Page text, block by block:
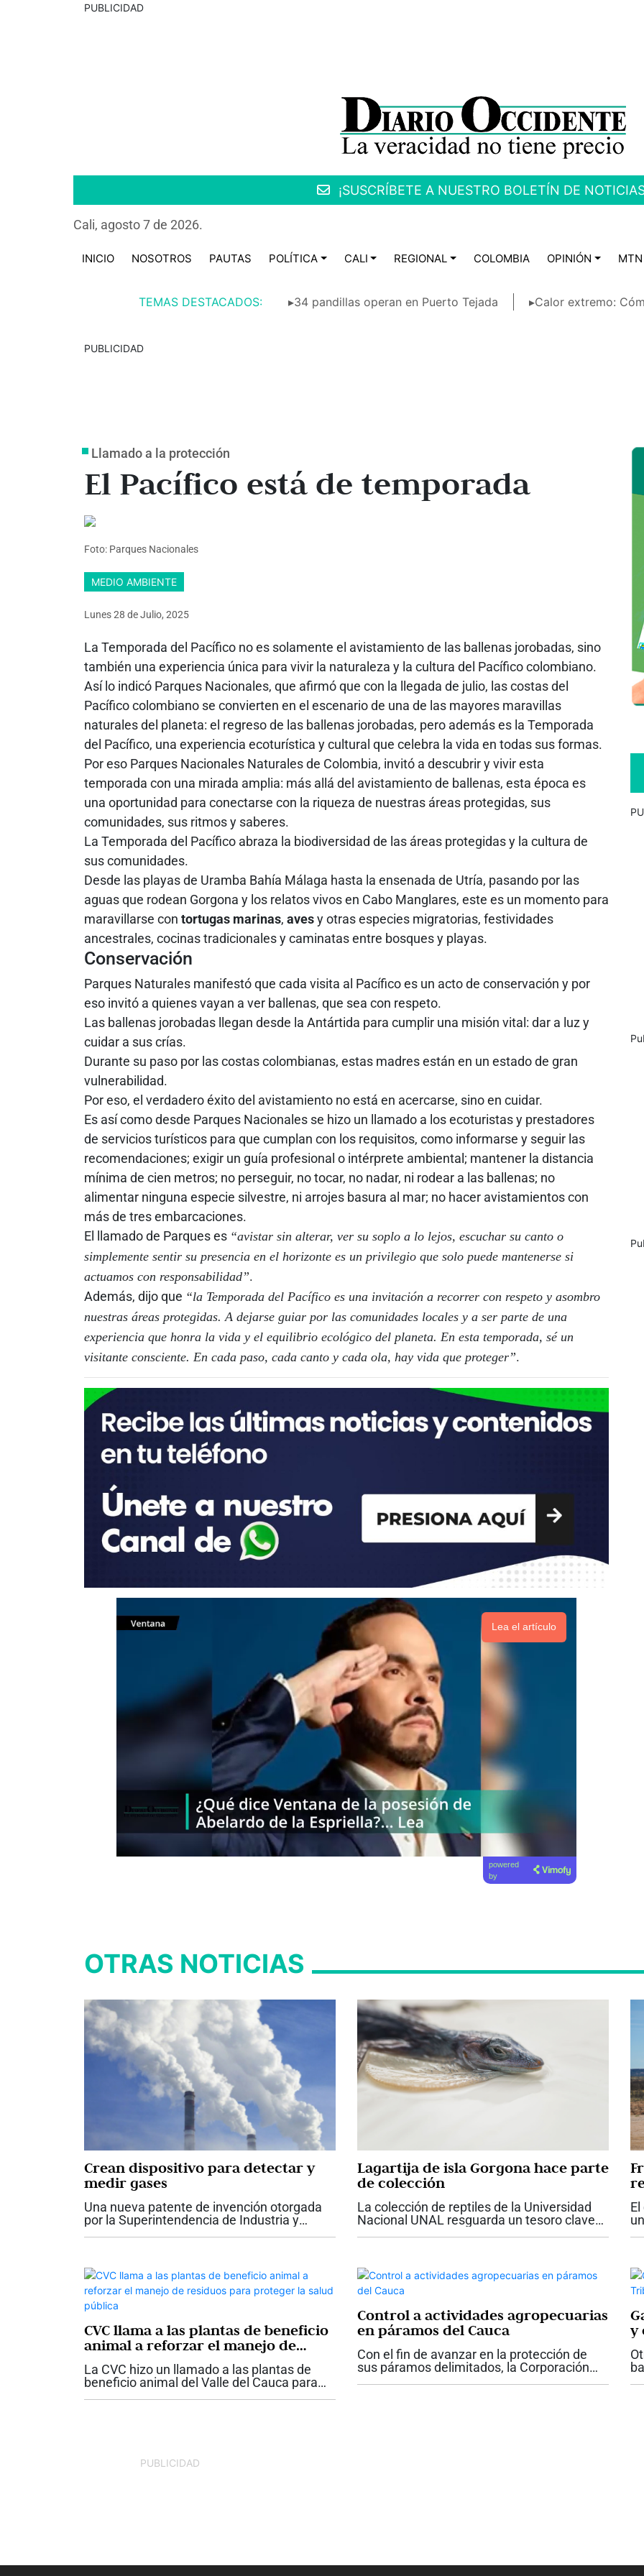
PUBLICIDAD
¡SUSCRÍBETE A NUESTRO BOLETÍN DE
Cali, agosto 7 de 2026.
INICIO NOSOTROS PAUTAS POLÍTICA CALI REGIONAL COLOMBIA OPINIÓN MTN
TEMAS DESTACADOS: ▸34 pandillas operan en Puerto Tejada ▸Calor extremo:
PUBLICIDAD
Llamado a la protección
El Pacífico está de temporada
Foto: Parques Nacionales
MEDIO AMBIENTE
Lunes 28 deJulio, 2025
La Temporada del Pacífico no es solamente el avistamiento de las ballenas jorobadas, sino
también una experiencia única para vivir la naturaleza y la cultura del Pacífico colombiano.
Así lo indicó Parques Nacionales, que afirmó que con la llegada de julio, las costas del
Pacífico colombiano se convierten en el escenario de una de las mayores maravillas
naturales del planeta: el regreso de las ballenas jorobadas, pero además es la Temporada
del Pacífico, una experiencia ecoturística y cultural que celebra la vida en todas sus formas.
Por eso Parques Nacionales Naturales de Colombia, invitó a descubrir y vivir esta
temporada con una mirada amplia: más allá del avistamiento de ballenas, esta época es
una oportunidad para conectarse con la riqueza de nuestras áreas protegidas, sus
comunidades, sus ritmos y saberes.
La Temporada del Pacífico abraza la biodiversidad de las áreas protegidas y la cultura de
sus comunidades.
Desde las playas de Uramba Bahía Málaga hasta la ensenada de Utría, pasando por las
aguas que rodean Gorgona y los relatos vivos en Cabo Manglares, este es un momento para
maravillarse con tortugas marinas, avesy otras especies migratorias, festividades
ancestrales, cocinas tradicionales y caminatas entre bosques y playas.
Conservación
Parques Naturales manifestó que cada visita al Pacífico es un acto de conservación y por
eso invitó a quienes vayan a ver ballenas, que sea con respeto.
Las ballenas jorobadas llegan desde la Antártida para cumplir una misión vital: dar a luz y
cuidar a sus crías.
Durante su paso por las costas colombianas, estas madres están en un estado de gran
vulnerabilidad.
Por eso, el verdadero éxito del avistamiento no está en acercarse, sino en cuidar.
Es así como desde Parques Nacionales se hizo un llamado a los ecoturistas y prestadores
de servicios turísticos para que cumplan con los requisitos, como informarse y seguir las
recomendaciones; exigir un guía profesional o intérprete ambiental; mantener la distancia
mínima de cien metros; no perseguir, no tocar, no nadar, ni rodear a las ballenas; no
alimentar ninguna especie silvestre, ni arrojes basura al mar; no hacer avistamientos con
más de tres embarcaciones.
El llamado de Parques es “avistar sin alterar, ver su soplo a lo lejos, escuchar su canto o
simplemente sentir su presencia en el horizonte es un privilegio que solo puede mantenerse si
actuamos con responsabilidad”.
Además, dijo que “la Temporada del Pacífico es una invitación a recorrer con respeto y asombro
nuestras áreas protegidas. A dejarse guiar por las comunidades locales y a ser parte de una
experiencia que honra la vida y el equilibrio ecológico del planeta. En esta temporada, sé un
visitante consciente. En cada paso, cada canto y cada ola, hay vida que proteger”.
Lea el artículo
powered
by
OTRAS NOTICIAS
Crean dispositivo para detectar y
medir gases
Una nueva patente de invención otorgada
por la Superintendencia de Industria y
Lagartija de isla Gorgona hace parte
de colección
La colección de reptiles de la Universidad
Nacional UNAL resguarda un tesoro clave
CVC llama a las plantas de beneficio
animal a reforzar el manejo de
residuos para proteger la salud
pública
La CVC hizo un llamado a las plantas de
beneficio animal del Valle del Cauca para
Control a actividades agropecuarias
en páramos del Cauca
Con el fin de avanzar en la protección de
sus páramos delimitados, la Corporación
y
PUBLICIDAD